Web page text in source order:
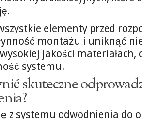
elementy przed
montażu i uniknąć
jakości materiałach,
systemu.
skuteczne
z systemu odwodnienia do